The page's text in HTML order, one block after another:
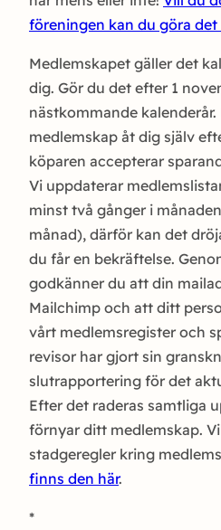
föreningen kan du göra det
Medlemskapet gäller det
dig. Gör du det efter 1
nästkommande
medlemskap åt dig själv
köparen accepterar
Vi uppdaterar
minst två gånger i
månad), därför kan det
du får en bekräftelse.
godkänner du att din
Mailchimp och att ditt
vårt medlemsregister och
revisor har gjort sin
slutrapportering för det
Efter det raderas samtliga
förnyar ditt medlemskap.
stadgeregler kring
finns den här.
*